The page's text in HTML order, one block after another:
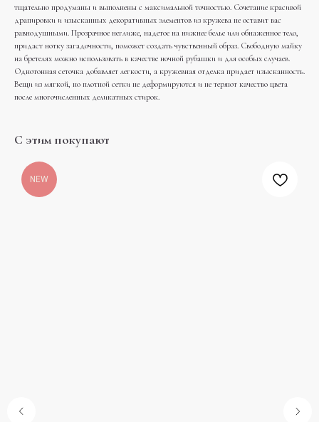
тщательно продуманы и выполнены с максимальной точностью. Сочетание красивой
драпировки и изысканных декоративных элементов из кружева не оставит вас
равнодушными. Прозрачное неглиже, надетое на нижнее белье или обнаженное тело,
придаст нотку загадочности, поможет создать чувственный образ. Свободную майку
на бретелях можно использовать в качестве ночной рубашки и для особых случаев.
Однотонная сеточка добавляет легкости, а кружевная отделка придает изысканность.
Вещи из мягкой, но плотной сетки не деформируются и не теряют качество цвета
после многочисленных деликатных стирок.
С этим покупают
NEW